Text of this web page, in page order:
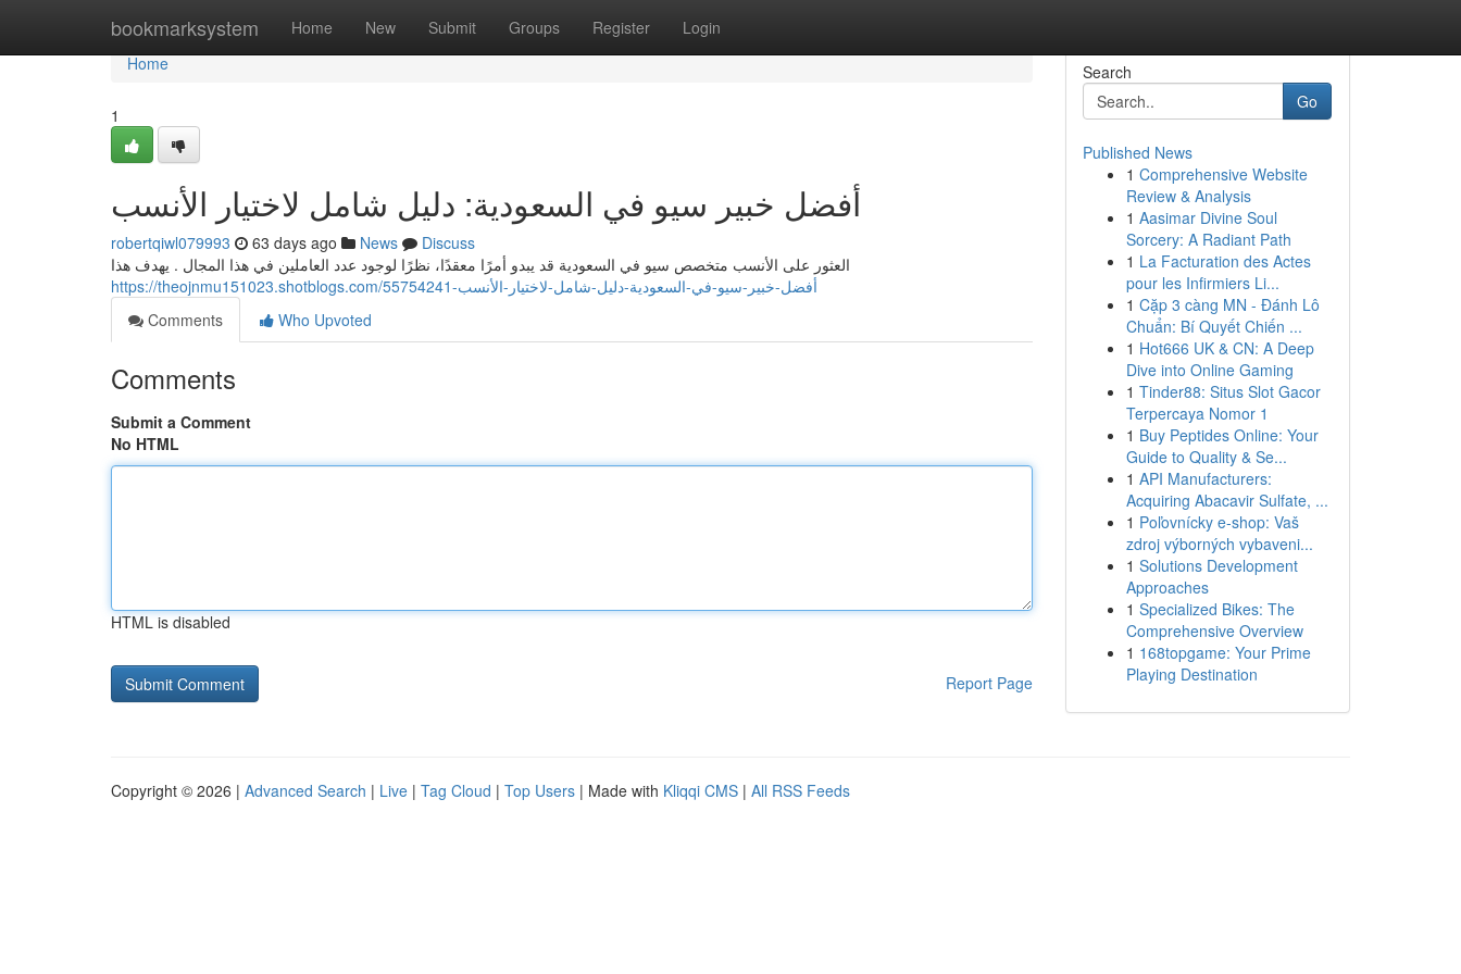
bookmarksystem Home New Submit Groups Register Login
Home
Home
1
أفضل خبير سيو في السعودية: دليل شامل لاختيار الأنسب
robertqiwl079993 63 days ago News
Discuss
العثور على الأنسب متخصص سيو في السعودية قد يبدو أمرًا معقدًا، نظرًا لوجود عدد العاملين في هذا المجال . يهدف هذا
https://theojnmu151023.shotblogs.com/أفضل-خبير-سيو-في-السعودية-دليل-شامل-لاختيار-الأنسب-55754241
Comments
Who Upvoted
Comments
Submit a Comment
No HTML
HTML is disabled
Report Page
Search
Go
Published News
1 Comprehensive Website
Review & Analysis
1 Aasimar Divine Soul
Sorcery: A Radiant Path
1 La Facturation des Actes
pour les Infirmiers Li...
1 Cặp 3 càng MN - Đánh Lô
Chuẩn: Bí Quyết Chiến ...
1 Hot666 UK & CN: A Deep
Dive into Online Gaming
1 Tinder88: Situs Slot Gacor
Terpercaya Nomor 1
1 Buy Peptides Online: Your
Guide to Quality & Se...
1 API Manufacturers:
Acquiring Abacavir Sulfate, ...
1 Poľovnícky e-shop: Vaš
zdroj výborných vybaveni...
1 Solutions Development
Approaches
1 Specialized Bikes: The
Comprehensive Overview
1 168topgame: Your Prime
Playing Destination
Copyright © 2026 | Advanced Search | Live | Tag Cloud | Top Users | Made with Kliqqi CMS | All RSS Feeds